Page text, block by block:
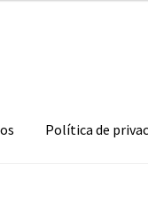
Política de